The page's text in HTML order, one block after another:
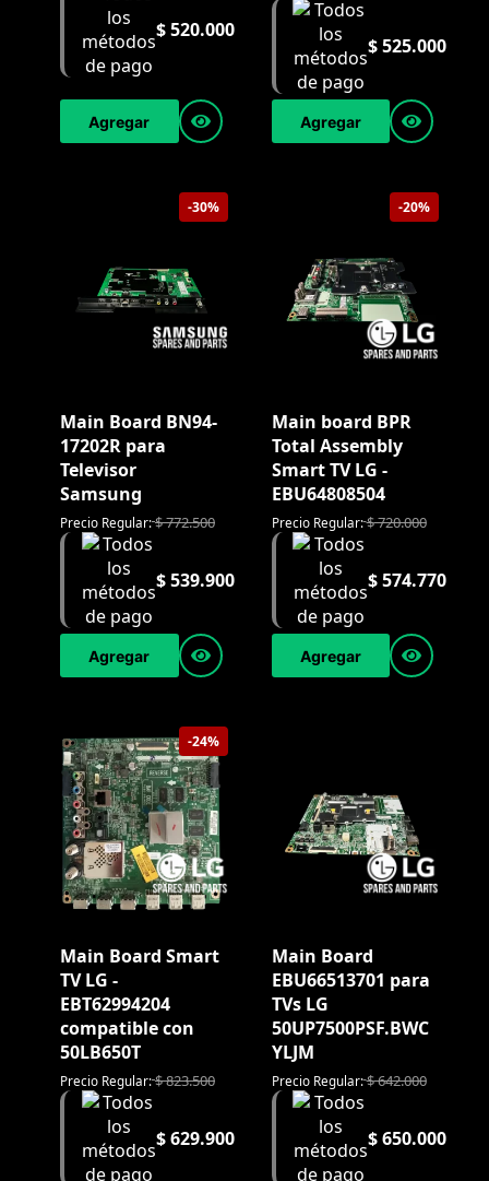
$520.000
Agregar
$525.000
Agregar
-30%
Main Board BN94-
17202R para
Televisor
Samsung
Precio Regular:$772.500
$539.900
Agregar
-20%
Main board BPR
Total Assembly
Smart TV LG -
EBU64808504
Precio Regular:$720.000
$574.770
Agregar
-24%
Main Board Smart
TV LG -
EBT62994204
compatible con
50LB650T
Precio Regular:$823.500
$629.900
Main Board
EBU66513701 para
TVs LG
50UP7500PSF.BWC
YLJM
Precio Regular:$642.000
$650.000